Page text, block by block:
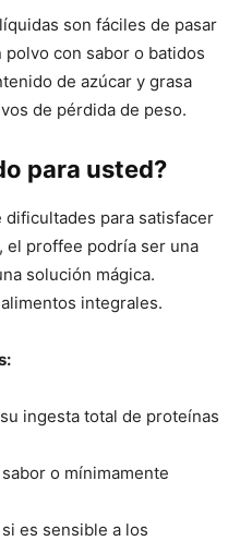
son fáciles de pasar
con sabor o batidos
de azúcar y grasa
de pérdida de peso.
para usted?
dificultades para satisfacer
el proffee podría ser una
solución mágica.
integrales.
ingesta total de proteínas
o mínimamente
es sensible a los